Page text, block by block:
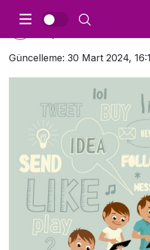
seouser
Güncelleme: 30 Mart 2024,